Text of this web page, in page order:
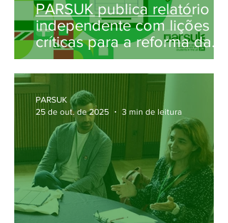
PARSUK publica relatório
independente com lições
críticas para a reforma da
Ciência e Inovação em
Portugal
PARSUK
25 de out. de 2025
3 min de leitura